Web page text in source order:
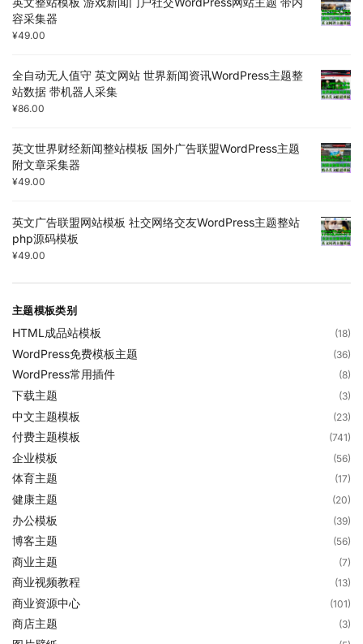
容采集器
¥49.00
全自动无人值守 英文网站 世界新闻资讯WordPress主题整
站数据 带机器人采集
¥86.00
英文世界财经新闻整站模板 国外广告联盟WordPress主题
附文章采集器
¥49.00
英文广告联盟网站模板 社交网络交友WordPress主题整站
php源码模板
¥49.00
主题模板类别
HTML成品站模板 (18)
WordPress免费模板主题 (36)
WordPress常用插件 (8)
下载主题 (3)
中文主题模板 (23)
付费主题模板 (741)
企业模板 (56)
体育主题 (17)
健康主题 (20)
办公模板 (39)
博客主题 (56)
商业主题 (7)
商业视频教程 (13)
商业资源中心 (101)
商店主题 (3)